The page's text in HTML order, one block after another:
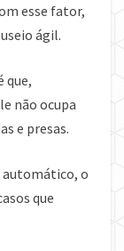
esse fator,
ágil.
que,
não ocupa
e presas.
automático, o
que